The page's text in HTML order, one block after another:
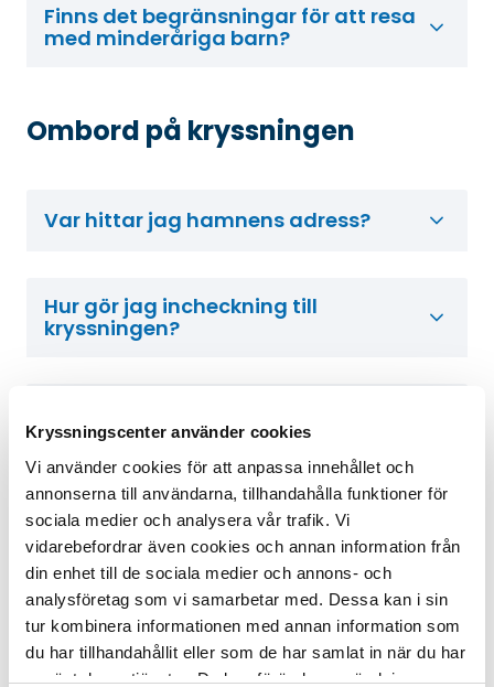
Kryssningscenter använder cookies
Vi använder cookies för att anpassa innehållet och
annonserna till användarna, tillhandahålla funktioner för
sociala medier och analysera vår trafik. Vi
vidarebefordrar även cookies och annan information från
din enhet till de sociala medier och annons- och
analysföretag som vi samarbetar med. Dessa kan i sin
tur kombinera informationen med annan information som
du har tillhandahållit eller som de har samlat in när du har
använt deras tjänster. Du kan förändra användningen av
Finns det begränsningar för att resa
med minderåriga barn?
Ombord på kryssningen
Var hittar jag hamnens adress?
Hur gör jag incheckning till
kryssningen?
hamnen?
Hur går ombordstigning till?
Hur transporteras bagaget ombord?